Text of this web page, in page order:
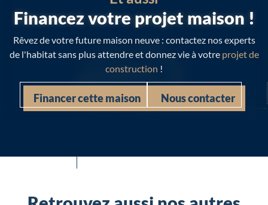
Financez votre projet maison !
Rêvez de votre future maison neuve : contactez nos experts
de l'habitat sans plus attendre et donnez vie à votre projet de
construction !
Financer cette maison Nous contacter